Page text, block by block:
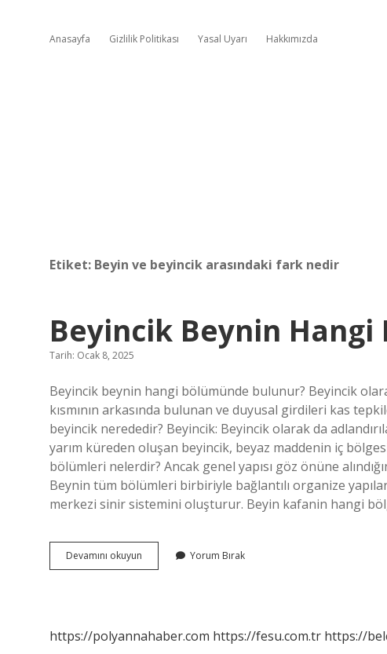
Anasayfa Gizlilik Politikası Yasal Uyarı Hakkımızda
Etiket: Beyin ve beyincik arasındaki fark nedir
Beyincik Beynin Hangi
Tarih: Ocak 8, 2025
Beyincik beynin hangi bölümünde bulunur? Beyincik
kısmının arkasında bulunan ve duyusal girdileri kas
beyincik nerededir? Beyincik: Beyincik olarak da
yarım küreden oluşan beyincik, beyaz maddenin iç
bölümleri nelerdir? Ancak genel yapısı göz önüne
Beynin tüm bölümleri birbiriyle bağlantılı organize
merkezi sinir sistemini oluşturur. Beyin kafanin hangi
Devamını okuyun Beyincik
Beynin
Yorum Bırak
https://polyannahaber.com https://fesu.com.tr https://